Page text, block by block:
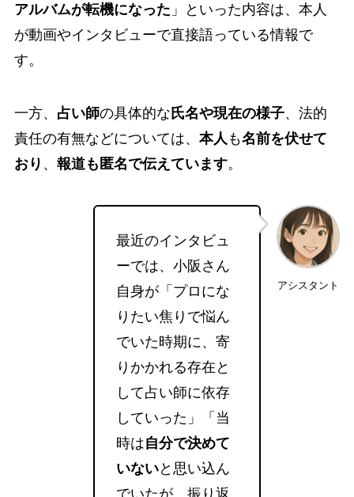
アルバムが転機になった 」といった内容は、本人
が動画やインタビューで直接語っている情報で
す。
一方、 占い師の具体的な 氏名や現在の様子、法的
責任の有無などについては、 本人 も名前を伏せて
おり 、 報道も匿名で伝えています。
アシスタント
最近のインタビュ
ーでは、小阪さん
自身が「プロにな
りたい焦りで悩ん
でいた時期に、寄
りかかれる存在と
して占い師に依存
していった」「当
時は自分で決めて
いないと思い込ん